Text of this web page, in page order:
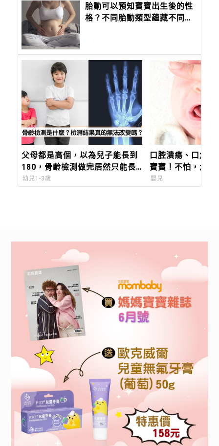
胎動可以預知寶寶出生後的性
格？不同胎動類型蘊藏不同性
父母都是高個，以為兒子能長到
180，骨齡檢測做完居然只能長
到165！崩潰媽：「骨齡檢測結
幼兒1-3歲
口腔潰瘍、口角
寶寶！不怕，六大
症狀一次看懂，
嬰兒